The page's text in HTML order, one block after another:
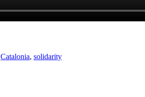
Catalonia, solidarity